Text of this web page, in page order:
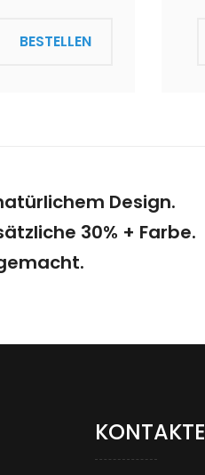
BESTELLEN
Design.
30% + Farbe.
KONTAKTE